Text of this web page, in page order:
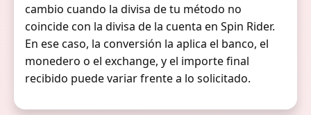
cambio cuando la divisa de tu método no
coincide con la divisa de la cuenta en Spin Rider.
En ese caso, la conversión la aplica el banco, el
monedero o el exchange, y el importe final
recibido puede variar frente a lo solicitado.